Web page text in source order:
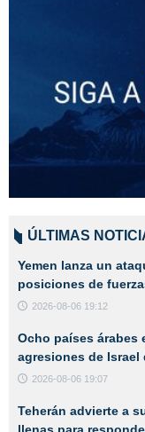
ÚLTIMAS
Yemen lanza un
posiciones de
2026-08-06 19:12
Ocho países árabes
agresiones de Israel
2026-08-06 19:07
Teherán advierte a